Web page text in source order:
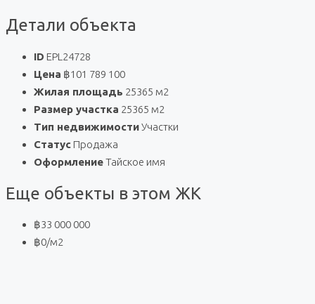
Детали объекта
ID EPL24728
Цена ฿101 789 100
Жилая площадь 25365 м2
Размер участка 25365 м2
Тип недвижимостиУчастки
Статус Продажа
ОформлениеТайское имя
Еще объекты в этом ЖК
฿33 000 000
฿0/м2